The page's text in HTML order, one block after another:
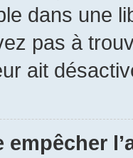
dans une
pas à
ait